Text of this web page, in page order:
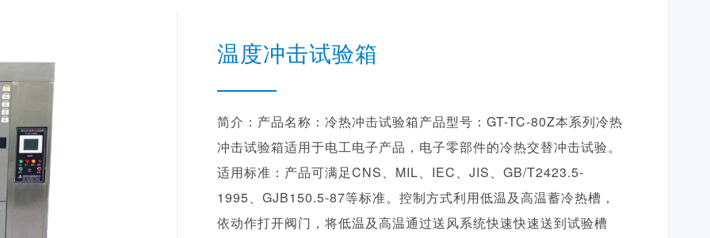
温度冲击试验箱
简介：产品名称：冷热冲击试验箱产品型号：GT-TC-80Z本系列冷热
冲击试验箱适用于电工电子产品，电子零部件的冷热交替冲击试验。
适用标准：产品可满足CNS、MIL、IEC、JIS、GB/T2423.5-
1995、GJB150.5-87等标准。控制方式利用低温及高温蓄冷热槽，
依动作打开阀门，将低温及高温通过送风系统快速快速送到试验槽